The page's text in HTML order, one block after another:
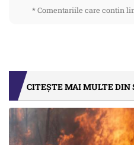
* Comentariile care contin
CITEȘTE MAI MULTE DIN